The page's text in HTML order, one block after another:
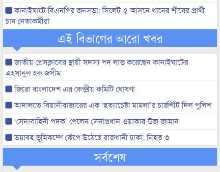
কানাইঘাটে বিএনপির জনসভা: সিলেট-৫ আসনে ধানের শীষের প্রার্থী
চান নেতাকর্মীরা
এই বিভাগের আরো খবর
জাতীয় প্রেসক্লাবের স্থায়ী সদস্য পদ লাভ করেছেন কানাইঘাটের
এহসানুল হক জসীম
জিরো বাংলাদেশ এর কেন্দ্রীয় কমিটি ঘোষণা
আদালতে বিয়ানীবাজারের এক ‘হত্যাচেষ্টা মামলা’র চার্জশীট দিল পুলিশ
‘সেনাবাহিনী পদক’ পেলেন সেনাপ্রধান ওয়াকার-উজ-জামান
ভয়াবহ ভূমিকম্পে কেঁপে উঠেছে রাজধানী ঢাকা, নিহত ৩
সর্বশেষ